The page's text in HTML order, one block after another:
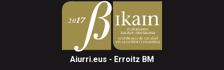
Aiurri.eus - Erroitz BM